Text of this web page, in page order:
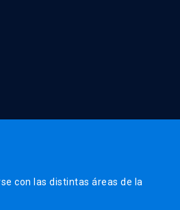
con las distintas áreas de la